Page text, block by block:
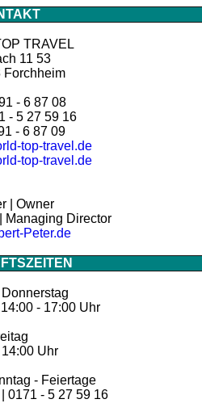
TRAVEL
11 53
Forchheim
- 6 87 08
- 5 27 59 16
- 6 87 09
top-travel.de
top-travel.de
| Owner
Managing Director
Peter.de
- 17:00 Uhr
Uhr
- Feiertage
0171 - 5 27 59 16